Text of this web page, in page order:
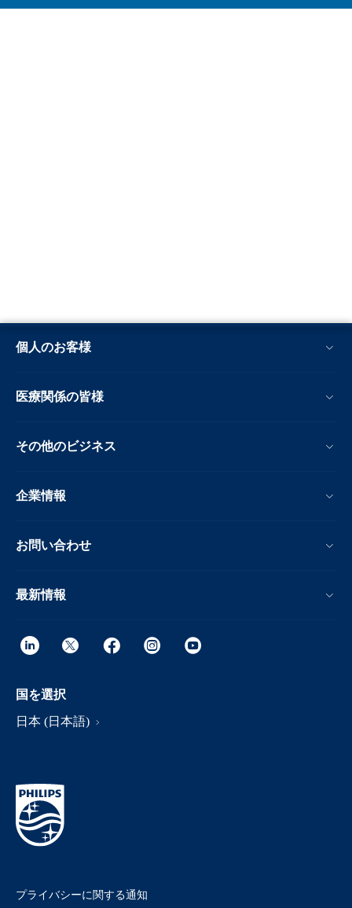
個人のお客様
医療関係の皆様
その他のビジネス
企業情報
お問い合わせ
最新情報
国を選択
日本 (日本語)
プライバシーに関する通知